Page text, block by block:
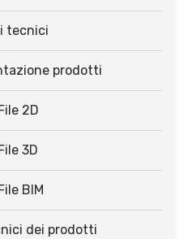
tecnici
prodotti
2D
3D
BIM
dei prodotti